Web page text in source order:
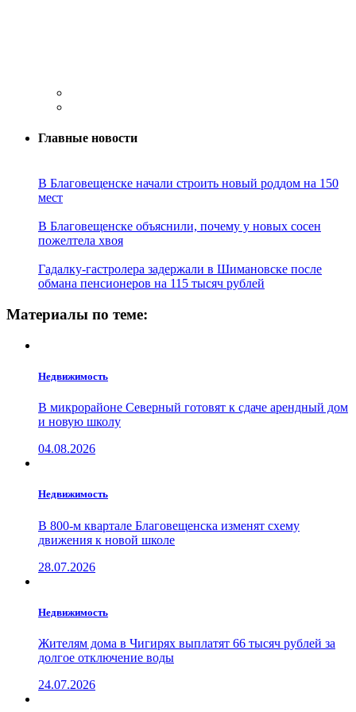
Главные новости
В Благовещенске начали строить новый роддом на 150
мест
В Благовещенске объяснили, почему у новых сосен
пожелтела хвоя
Гадалку-гастролера задержали в Шимановске после
обмана пенсионеров на 115 тысяч рублей
Материалы по теме:
Недвижимость
В микрорайоне Северный готовят к сдаче арендный дом
и новую школу
04.08.2026
Недвижимость
В 800-м квартале Благовещенска изменят схему
движения к новой школе
28.07.2026
Недвижимость
Жителям дома в Чигирях выплатят 66 тысяч рублей за
долгое отключение воды
24.07.2026